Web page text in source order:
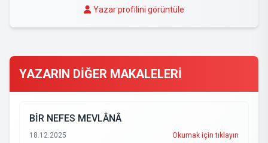
Yazar profilini görüntüle
YAZARIN DİĞER MAKALELERİ
BİR NEFES MEVLÂNÂ
18.12.2025 Okumak için tıklayın